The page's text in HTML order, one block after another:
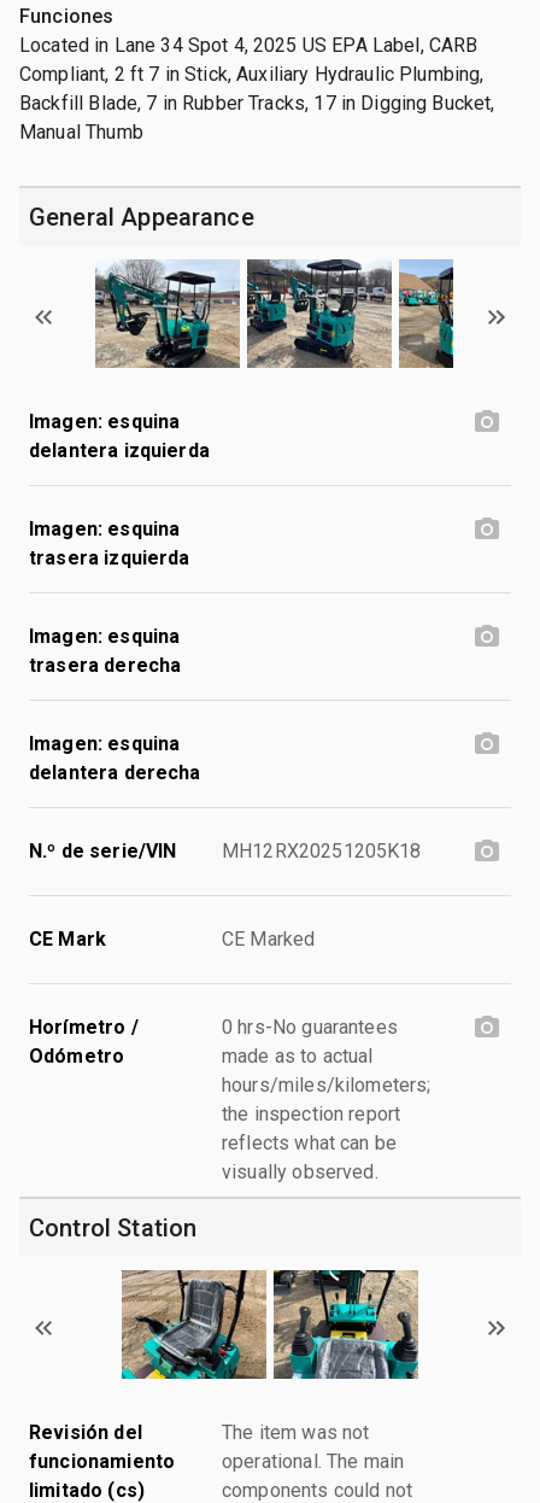
Funciones
Located in Lane 34 Spot 4, 2025 US EPA Label, CARB
Compliant, 2 ft 7 in Stick, Auxiliary Hydraulic Plumbing,
Backfill Blade, 7 in Rubber Tracks, 17 in Digging Bucket,
Manual Thumb
General Appearance
Imagen: esquina
delantera izquierda
Imagen: esquina
trasera izquierda
Imagen: esquina
trasera derecha
Imagen: esquina
delantera derecha
N.º de serie/VIN MH12RX20251205K18
CE Mark CE Marked
Horímetro /
Odómetro
0 hrs-No guarantees
made as to actual
hours/miles/kilometers;
the inspection report
reflects what can be
visually observed.
Control Station
Revisión del
funcionamiento
limitado (cs)
The item was not
operational. The main
components could not